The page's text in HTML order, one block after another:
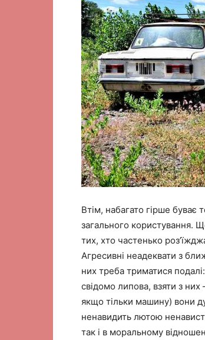
Втім, набагато гірше буває
загального користування.
тих, хто частенько
Агресивні неадеквати з
них треба триматися
свідомо липова, взяти з
якщо тільки машину) вони
ненавидить лютою
так і в моральному